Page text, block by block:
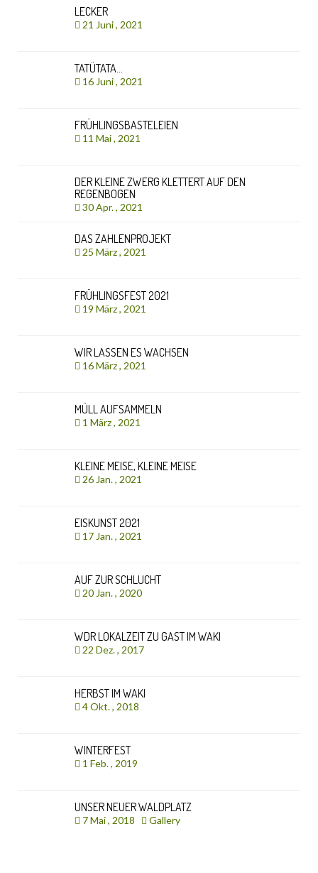
LECKER
21 Juni , 2021
TATÜTATA…
16 Juni , 2021
FRÜHLINGSBASTELEIEN
11 Mai , 2021
DER KLEINE ZWERG KLETTERT AUF DEN
REGENBOGEN
30 Apr. , 2021
DAS ZAHLENPROJEKT
25 März , 2021
FRÜHLINGSFEST 2021
19 März , 2021
WIR LASSEN ES WACHSEN
16 März , 2021
MÜLL AUFSAMMELN
1 März , 2021
KLEINE MEISE, KLEINE MEISE
26 Jan. , 2021
EISKUNST 2021
17 Jan. , 2021
AUF ZUR SCHLUCHT
20 Jan. , 2020
WDR LOKALZEIT ZU GAST IM WAKI
22 Dez. , 2017
HERBST IM WAKI
4 Okt. , 2018
WINTERFEST
1 Feb. , 2019
UNSER NEUER WALDPLATZ
7 Mai , 2018 Gallery